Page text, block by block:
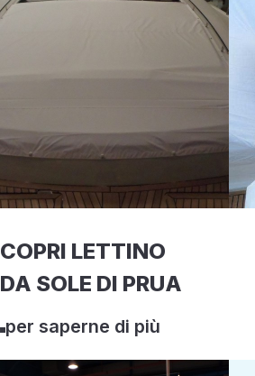
COPRI LETTINO
DA SOLE DI PRUA
per saperne di più